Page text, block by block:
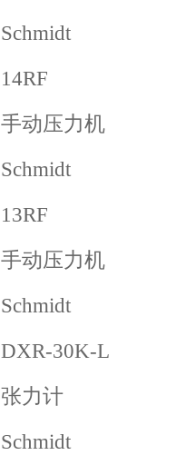
Schmidt
14RF
手动压力机
Schmidt
13RF
手动压力机
Schmidt
DXR-30K-L
张力计
Schmidt